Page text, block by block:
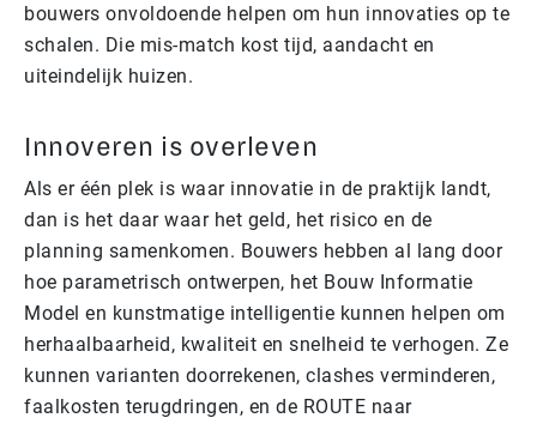
bouwers onvoldoende helpen om hun innovaties op te
schalen. Die mis-match kost tijd, aandacht en
uiteindelijk huizen.
Innoveren is overleven
Als er één plek is waar innovatie in de praktijk landt,
dan is het daar waar het geld, het risico en de
planning samenkomen. Bouwers hebben al lang door
hoe parametrisch ontwerpen, het Bouw Informatie
Model en kunstmatige intelligentie kunnen helpen om
herhaalbaarheid, kwaliteit en snelheid te verhogen. Ze
kunnen varianten doorrekenen, clashes verminderen,
faalkosten terugdringen, en de ROUTE naar